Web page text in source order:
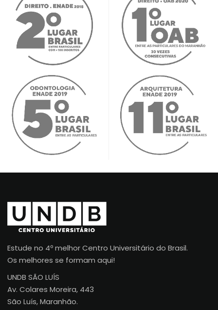
Estude no 4º melhor Centro Universitário do Brasil.
Os melhores se formam aqui!
UNDB SÃO LUÍS
Av. Colares Moreira, 443
São Luís, Maranhão.